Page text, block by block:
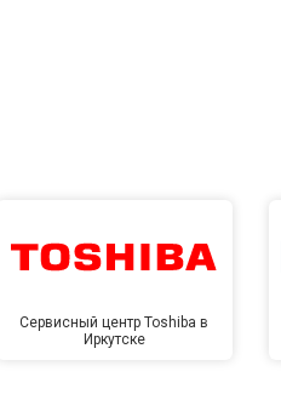
Сервисный центр Toshiba в
Иркутске